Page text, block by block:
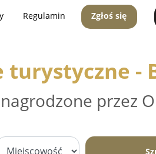
Regulamin Zgłoś się
-
przez